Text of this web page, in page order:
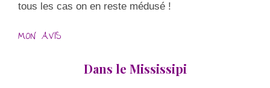
tous les cas on en reste médusé !
MON AVIS
Dans le Mississipi